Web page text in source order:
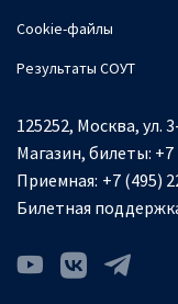
Cookie-файлы
Результаты СОУТ
125252, Москва, ул.
Магазин, билеты: +7
Приемная: +7 (495)
Билетная